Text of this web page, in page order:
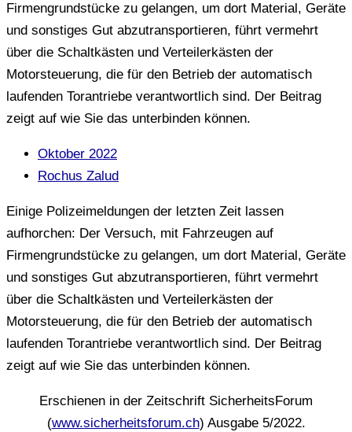
Firmengrundstücke zu gelangen, um dort Material, Geräte
und sonstiges Gut abzutransportieren, führt vermehrt
über die Schaltkästen und Verteilerkästen der
Motorsteuerung, die für den Betrieb der automatisch
laufenden Torantriebe verantwortlich sind. Der Beitrag
zeigt auf wie Sie das unterbinden können.
Oktober 2022
Rochus Zalud
Einige Polizeimeldungen der letzten Zeit lassen
aufhorchen: Der Versuch, mit Fahrzeugen auf
Firmengrundstücke zu gelangen, um dort Material, Geräte
und sonstiges Gut abzutransportieren, führt vermehrt
über die Schaltkästen und Verteilerkästen der
Motorsteuerung, die für den Betrieb der automatisch
laufenden Torantriebe verantwortlich sind. Der Beitrag
zeigt auf wie Sie das unterbinden können.
Erschienen in der Zeitschrift SicherheitsForum
(www.sicherheitsforum.ch) Ausgabe 5/2022.